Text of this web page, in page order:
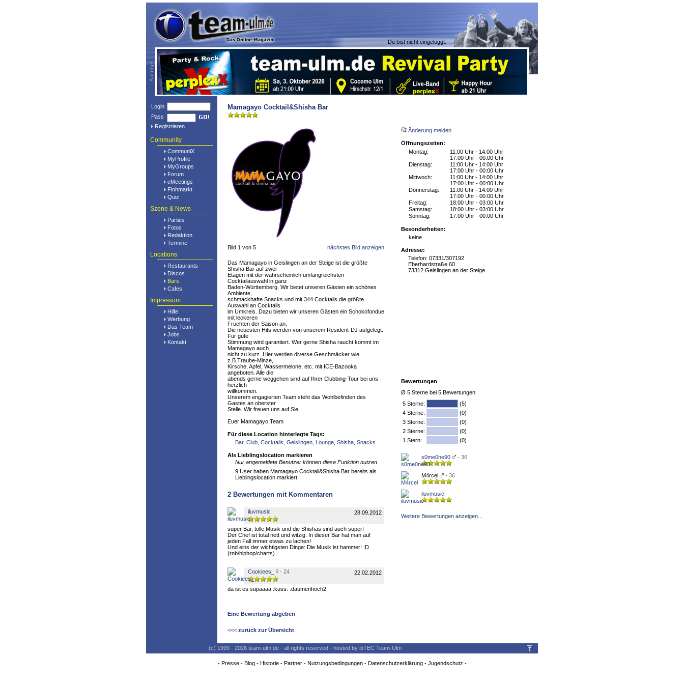
Du bist nicht eingeloggt.
Login
Pass
Registrieren
Community
CommuniX
MyProfile
MyGroups
Forum
eMeetings
Flohmarkt
Quiz
Szene & News
Parties
Fotos
Redaktion
Termine
Locations
Restaurants
Discos
Bars
Cafes
Impressum
Hilfe
Werbung
Das Team
Jobs
Kontakt
Mamagayo Cocktail&Shisha Bar
Änderung melden
Öffnungszeiten:
Montag:
11:00 Uhr - 14:00 Uhr
17:00 Uhr - 00:00 Uhr
Dienstag:
11:00 Uhr - 14:00 Uhr
17:00 Uhr - 00:00 Uhr
Mittwoch:
11:00 Uhr - 14:00 Uhr
17:00 Uhr - 00:00 Uhr
Donnerstag:
11:00 Uhr - 14:00 Uhr
17:00 Uhr - 00:00 Uhr
Freitag:
18:00 Uhr - 03:00 Uhr
Samstag:
18:00 Uhr - 03:00 Uhr
Sonntag:
17:00 Uhr - 00:00 Uhr
Besonderheiten:
keine
Adresse:
Telefon: 07331/307192
Eberhardstraße 60
73312 Geislingen an der Steige
Bewertungen
Ø 5 Sterne bei 5 Bewertungen
5 Sterne:
(5)
4 Sterne:
(0)
3 Sterne:
(0)
2 Sterne:
(0)
1 Stern:
(0)
s0me0ne90 - 36
M4rcel - 36
iluvmusic
Weitere Bewertungen anzeigen...
Bild 1 von 5 nächstes Bild anzeigen
Das Mamagayo in Geislingen an der Steige ist die größte
Shisha Bar auf zwei
Etagen mit der wahrscheinlich umfangreichsten
Cocktailauswahl in ganz
Baden-Württemberg. Wir bietet unseren Gästen ein schönes
Ambiente,
schmackhafte Snacks und mit 344 Cocktails die größte
Auswahl an Cocktails
im Umkreis. Dazu bieten wir unseren Gästen ein Schokofondue
mit leckeren
Früchten der Saison an.
Die neuesten Hits werden von unserem Resident-DJ aufgelegt.
Für gute
Stimmung wird garantiert. Wer gerne Shisha raucht kommt im
Mamagayo auch
nicht zu kurz. Hier werden diverse Geschmäcker wie
z.B.Traube-Minze,
Kirsche, Apfel, Wassermelone, etc. mit ICE-Bazooka
angeboten. Alle die
abends gerne weggehen sind auf Ihrer Clubbing-Tour bei uns
herzlich
willkommen.
Unserem engagierten Team steht das Wohlbefinden des
Gastes an oberster
Stelle. Wir freuen uns auf Sie!
Euer Mamagayo Team
Für diese Location hinterlegte Tags:
Bar, Club Cocktails Geislingen Lounge Shisha Snacks
Als Lieblingslocation markieren
Nur angemeldete Benutzer können diese Funktion nutzen.
9 User haben Mamagayo Cocktail&Shisha Bar bereits als
Lieblingslocation markiert.
2 Bewertungen mit Kommentaren
iluvmusic 28.09.2012
super Bar, tolle Musik und die Shishas sind auch super!
Der Chef ist total nett und witzig. In dieser Bar hat man auf
jeden Fall immer etwas zu lachen!
Und eins der wichtigsten Dinge: Die Musik ist hammer! :D
(rnb/hiphop/charts)
Cookiees_ - 24 22.02.2012
da ist es supaaaa :kuss: :daumenhoch2:
Eine Bewertung abgeben
<<< zurück zur Übersicht
(c) 1999 - 2026 team-ulm.de - all rights reserved - hosted by ibTEC Team-Ulm
- Presse- Blog- Historie- Partner- Nutzungsbedingungen- Datenschutzerklärung- Jugendschutz -